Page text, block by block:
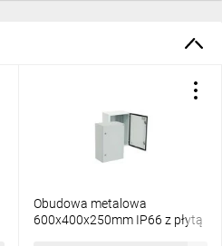
Obudowa metalowa
600x400x250mm IP66 z płytą